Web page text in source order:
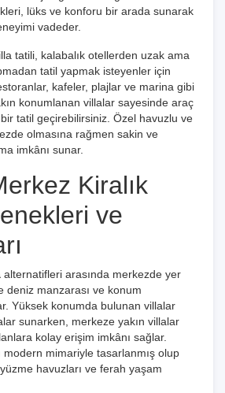
lüks ve konforu bir arada sunarak
vadeder.
tatili, kalabalık otellerden uzak ama
tatil yapmak isteyenler için
kafeler, plajlar ve marina gibi
konumlanan villalar sayesinde araç
tatil geçirebilirsiniz. Özel havuzlu ve
olmasına rağmen sakin ve
imkânı sunar.
Kiralık
ve
alternatifleri arasında merkezde yer
deniz manzarası ve konum
Yüksek konumda bulunan villalar
sunarken, merkeze yakın villalar
kolay erişim imkânı sağlar.
modern mimariyle tasarlanmış olup
havuzları ve ferah yaşam